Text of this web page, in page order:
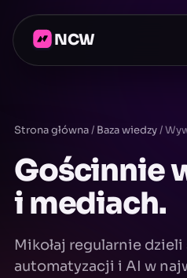
NCW
Strona główna/ Baza wiedzy/
Gościnnie
i mediach.
Mikołaj regularnie
automatyzacji i AI w